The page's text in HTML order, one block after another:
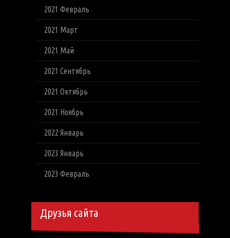
2021 Февраль
2021 Март
2021 Май
2021 Сентябрь
2021 Октябрь
2021 Ноябрь
2022 Январь
2023 Январь
2023 Февраль
Друзья сайта